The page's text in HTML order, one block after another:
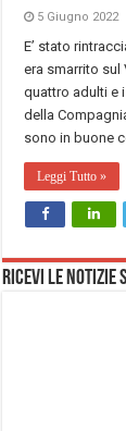
5 Giugno 2022
E’ stato
era smarrito sul
quattro adulti e
della
sono in buone
Leggi Tutto »
Ricevi le notizie